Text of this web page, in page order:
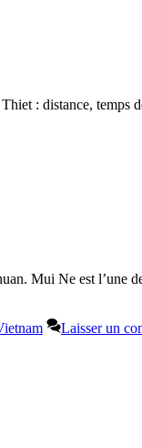
: distance, temps
Mui Ne est l’une
Laisser un